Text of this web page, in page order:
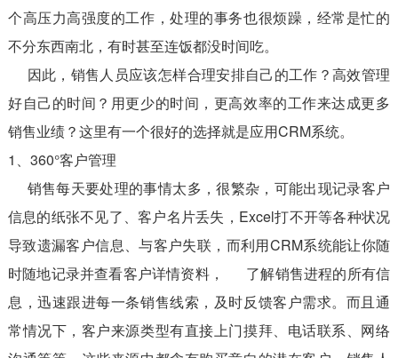
个高压力高强度的工作，处理的事务也很烦躁，经常是忙的
不分东西南北，有时甚至连饭都没时间吃。
因此，销售人员应该怎样合理安排自己的工作？高效管理
好自己的时间？用更少的时间，更高效率的工作来达成更多
销售业绩？这里有一个很好的选择就是应用CRM系统。
1、360°客户管理
销售每天要处理的事情太多，很繁杂，可能出现记录客户
信息的纸张不见了、客户名片丢失，Excel打不开等各种状况
导致遗漏客户信息、与客户失联，而利用CRM系统能让你随
时随地记录并查看客户详情资料， 了解销售进程的所有信
息，迅速跟进每一条销售线索，及时反馈客户需求。而且通
常情况下，客户来源类型有直接上门摸拜、电话联系、网络